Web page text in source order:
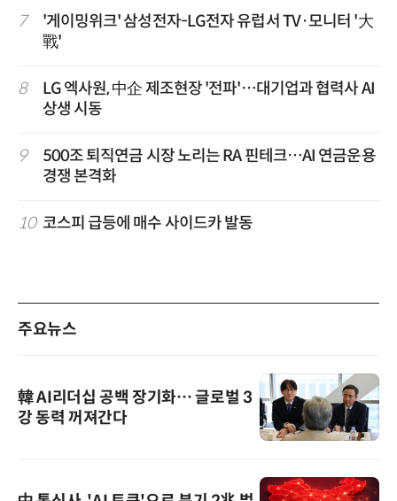
7
'게이밍위크' 삼성전자-LG전자 유럽서 TV·모니터 '大
戰'
8
LG 엑사원, 中企 제조현장 '전파'…대기업과 협력사 AI
상생 시동
9
500조 퇴직연금 시장 노리는 RA 핀테크…AI 연금운용
경쟁 본격화
10 코스피 급등에 매수 사이드카 발동
주요뉴스
韓 AI리더십 공백 장기화… 글로벌 3
강 동력 꺼져간다